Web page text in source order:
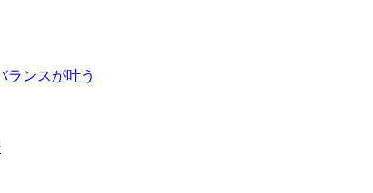
ランスが叶う